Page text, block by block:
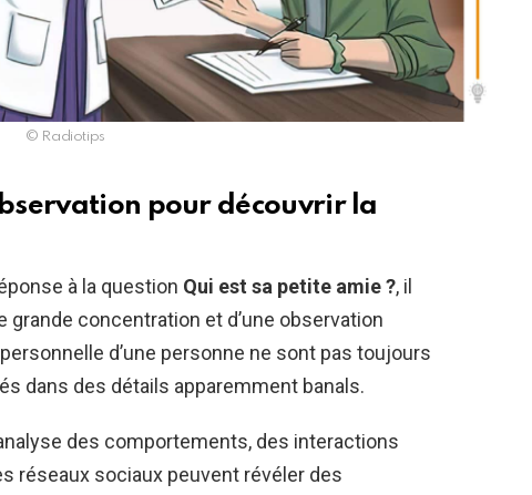
© Radiotips
pour découvrir la
à la question Qui est sa petite amie ?, il
grande concentration et d’une observation
d’une personne ne sont pas toujours
dans des détails apparemment banals.
des comportements, des interactions
réseaux sociaux peuvent révéler des